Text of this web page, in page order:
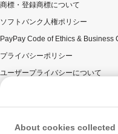
商標・登録商標について
ソフトバンク人権ポリシー
PayPay Code of Ethics & Business
プライバシーポリシー
ユーザープライバシーについて
ウェブサイト利用規約
反社会的勢力に対する方針
About cookies